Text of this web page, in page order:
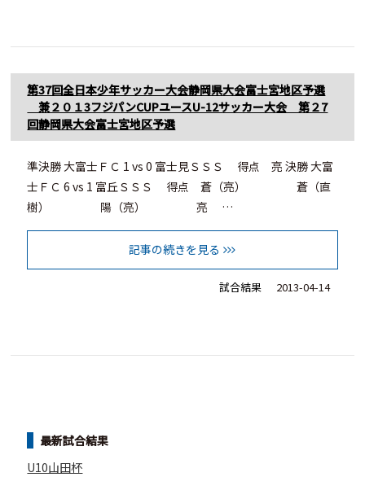
第37回全日本少年サッカー大会静岡県大会富士宮地区予選
兼２０１3フジパンCUPユースU-12サッカー大会 第２7
回静岡県大会富士宮地区予選
準決勝 大富士ＦＣ 1 vs 0 富士見ＳＳＳ 得点 亮 決勝 大富
士ＦＣ 6 vs 1 富丘ＳＳＳ 得点 蒼（亮） 蒼（直
樹） 陽（亮） 亮 …
記事の続きを見る
試合結果 2013-04-14
最新試合結果
U10山田杯